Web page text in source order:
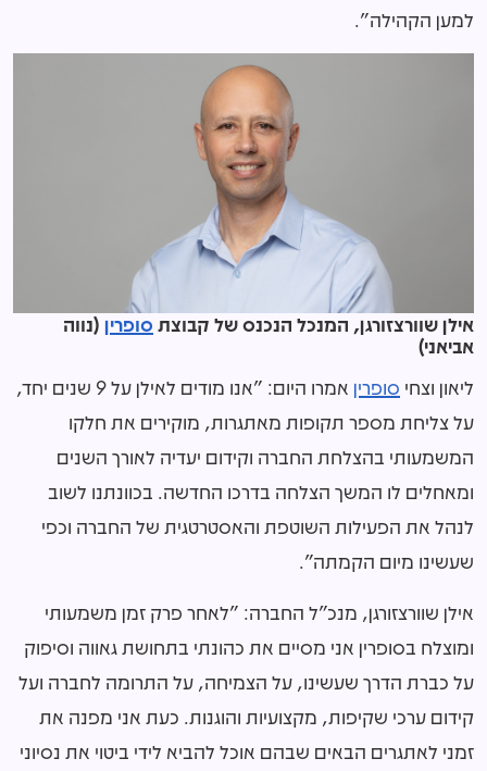
למען הקהילה".
אילן שוורצזורגן, המנכל הנכנס של קבוצת סופרין (נווה
אביאני)
ליאון וצחי סופרין
אמרו היום: "אנו מודים לאילן על 9 שנים יחד,
על צליחת מספר תקופות מאתגרות, מוקירים את חלקו
המשמעותי בהצלחת החברה וקידום יעדיה לאורך השנים
ומאחלים לו המשך הצלחה בדרכו החדשה. בכוונתנו לשוב
לנהל את הפעילות השוטפת והאסטרטגית של החברה וכפי
שעשינו מיום הקמתה״.
אילן שוורצזורגן, מנכ"ל החברה: "לאחר פרק זמן משמעותי
ומוצלח בסופרין אני מסיים את כהונתי בתחושת גאווה וסיפוק
על כברת הדרך שעשינו, על הצמיחה, על התרומה לחברה ועל
קידום ערכי שקיפות, מקצועיות והוגנות. כעת אני מפנה את
זמני לאתגרים הבאים שבהם אוכל להביא לידי ביטוי את נסיוני